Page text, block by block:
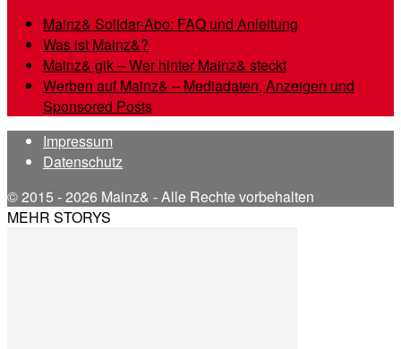
Mainz& Solidar-Abo: FAQ und Anleitung
Was ist Mainz&?
Mainz& gik – Wer hinter Mainz& steckt
Werben auf Mainz& – Mediadaten, Anzeigen und
Sponsored Posts
Impressum
Datenschutz
© 2015 - 2026 Mainz& - Alle Rechte vorbehalten
MEHR STORYS